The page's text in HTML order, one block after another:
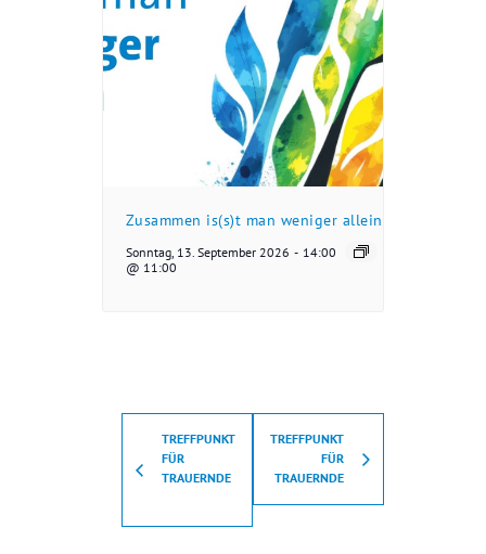
Zusammen is(s)t man weniger allein
Sonntag, 13. September 2026
@ 11:00
- 14:00
TREFFPUNKT
FÜR
TRAUERNDE
TREFFPUNKT
FÜR
TRAUERNDE